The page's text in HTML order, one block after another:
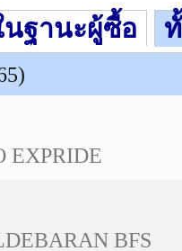
นฐานะผู้ซื้อ
EXPRIDE
BFS